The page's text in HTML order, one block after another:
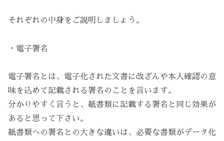
それぞれの中身をご説明しましょう。
・電子署名
電子署名とは、電子化された文書に改ざんや本人確認の意
味を込めて記載される署名のことを言います。
分かりやすく言うと、紙書類に記載する署名と同じ効果が
あると思って下さい。
紙書類への署名との大きな違いは、必要な書類がデータ化